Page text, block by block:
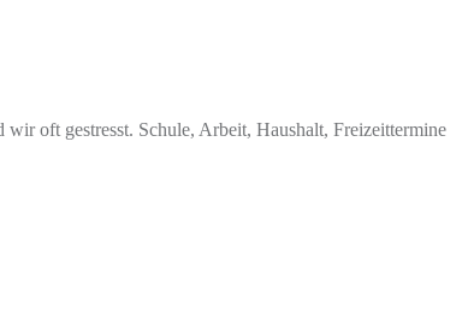
oft gestresst. Schule, Arbeit, Haushalt, Freizeittermine